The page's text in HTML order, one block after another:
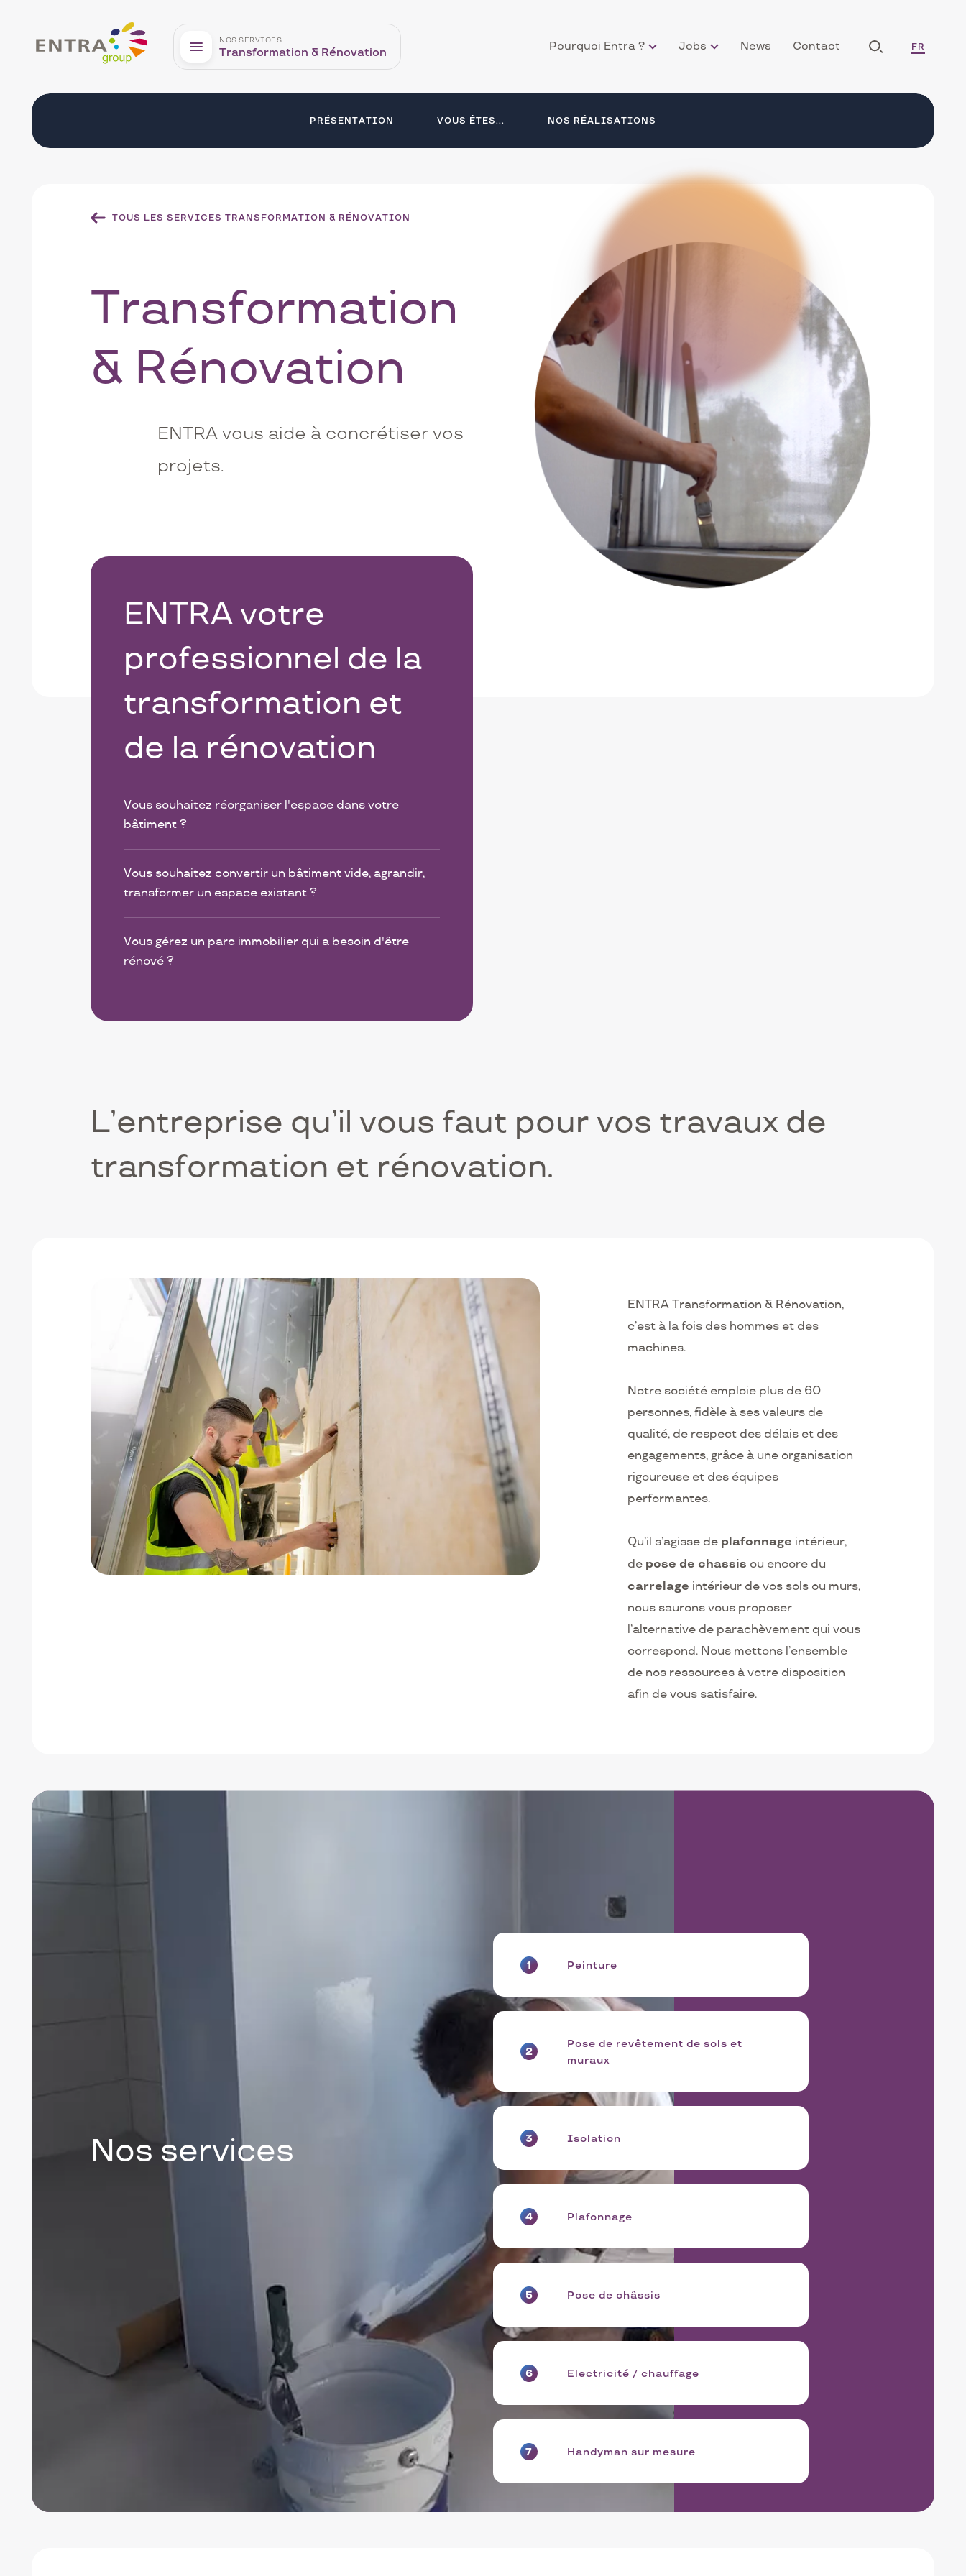
NOS SERVICES
Transformation & Rénovation
Navigation
Pourquoi Entra ? Jobs News Contact
PRÉSENTATION VOUS ÊTES... NOS RÉALISATIONS
Afficher
LANG_NAV
FR
Transformation
& Rénovation
ENTRA vous aide à concrétiser vos
projets.
TOUS LES SERVICES TRANSFORMATION & RÉNOVATION
ENTRA votre
professionnel de la
transformation et
de la rénovation
Vous souhaitez réorganiser l'espace dans votre
bâtiment ?
Vous souhaitez convertir un bâtiment vide, agrandir,
transformer un espace existant ?
Vous gérez un parc immobilier qui a besoin d'être
rénové ?
L’entreprise qu’il vous faut pour vos travaux de
transformation et rénovation.
ENTRA Transformation & Rénovation,
c’est à la fois des hommes et des
machines.
Notre société emploie plus de 60
personnes, fidèle à ses valeurs de
qualité, de respect des délais et des
engagements, grâce à une organisation
rigoureuse et des équipes
performantes.
Qu’il s’agisse de plafonnage intérieur,
de pose de chassis ou encore du
carrelage intérieur de vos sols ou murs,
nous saurons vous proposer
l’alternative de parachèvement qui vous
correspond. Nous mettons l’ensemble
de nos ressources à votre disposition
afin de vous satisfaire.
Nos services
Peinture
Pose de revêtement de sols et
muraux
Isolation
Plafonnage
Pose de châssis
Electricité / chauffage
Handyman sur mesure